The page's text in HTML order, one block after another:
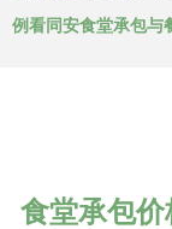
例看同安食堂承包与
食堂承包